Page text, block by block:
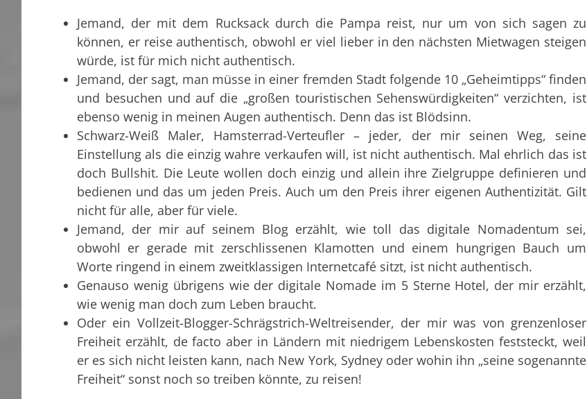
Jemand, der mit dem Rucksack durch die Pampa reist, nur um von sich sagen zu
können, er reise authentisch, obwohl er viel lieber in den nächsten Mietwagen steigen
würde, ist für mich nicht authentisch.
Jemand, der sagt, man müsse in einer fremden Stadt folgende 10 „Geheimtipps“ finden
und besuchen und auf die „großen touristischen Sehenswürdigkeiten“ verzichten, ist
ebenso wenig in meinen Augen authentisch. Denn das ist Blödsinn.
Schwarz-Weiß Maler, Hamsterrad-Verteufler – jeder, der mir seinen Weg, seine
Einstellung als die einzig wahre verkaufen will, ist nicht authentisch. Mal ehrlich das ist
doch Bullshit. Die Leute wollen doch einzig und allein ihre Zielgruppe definieren und
bedienen und das um jeden Preis. Auch um den Preis ihrer eigenen Authentizität. Gilt
nicht für alle, aber für viele.
Jemand, der mir auf seinem Blog erzählt, wie toll das digitale Nomadentum sei,
obwohl er gerade mit zerschlissenen Klamotten und einem hungrigen Bauch um
Worte ringend in einem zweitklassigen Internetcafé sitzt, ist nicht authentisch.
Genauso wenig übrigens wie der digitale Nomade im 5 Sterne Hotel, der mir erzählt,
wie wenig man doch zum Leben braucht.
Oder ein Vollzeit-Blogger-Schrägstrich-Weltreisender, der mir was von grenzenloser
Freiheit erzählt, de facto aber in Ländern mit niedrigem Lebenskosten feststeckt, weil
er es sich nicht leisten kann, nach New York, Sydney oder wohin ihn „seine sogenannte
Freiheit“ sonst noch so treiben könnte, zu reisen!